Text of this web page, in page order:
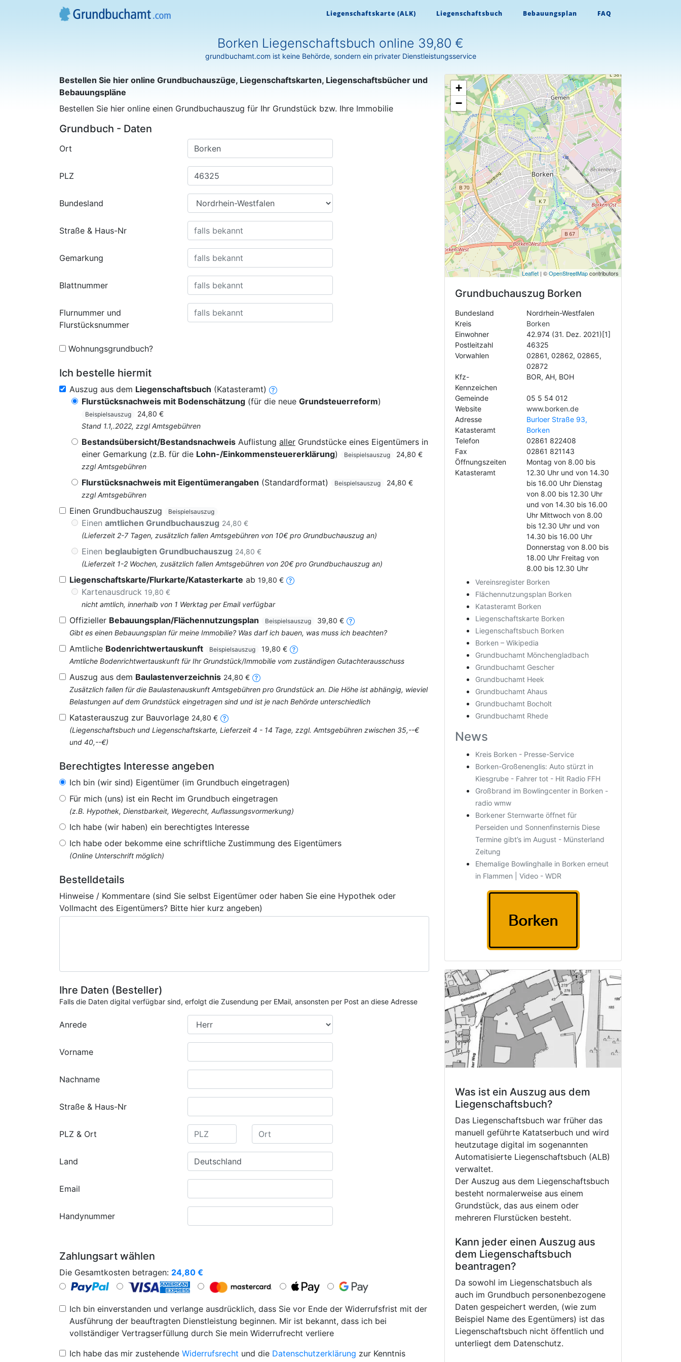
Liegenschaftskarte (ALK) Liegenschaftsbuch Bebauungsplan FAQ
Borken Liegenschaftsbuch online 39,80 €
grundbuchamt.com ist keine Behörde, sondern ein privater Dienstleistungsservice
Bestellen Sie hier online Grundbuchauszüge, Liegenschaftskarten, Liegenschaftsbücher und
Bebauungspläne
Bestellen Sie hier online einen Grundbuchauszug für Ihr Grundstück bzw. Ihre Immobilie
Grundbuch - Daten
Ort
PLZ
Bundesland
Straße & Haus-Nr
Gemarkung
Blattnummer
Flurnummer und
Flurstücksnummer
Wohnungsgrundbuch?
Ich bestelle hiermit
Auszug aus dem Liegenschaftsbuch (Katasteramt)
Flurstücksnachweis mit Bodenschätzung (für die neue Grundsteuerreform)
Beispielsauszug
24,80 €
Stand 1.1,.2022, zzgl Amtsgebühren
Bestandsübersicht/Bestandsnachweis Auflistung aller Grundstücke eines Eigentümers in
einer Gemarkung (z.B. für die Lohn-/Einkommensteuererklärung) Beispielsauszug
24,80 €
zzgl Amtsgebühren
Flurstücksnachweis mit Eigentümerangaben (Standardformat) Beispielsauszug
24,80 €
zzgl Amtsgebühren
Einen Grundbuchauszug Beispielsauszug
Einen amtlichen Grundbuchauszug 24,80 €
(Lieferzeit 2-7 Tagen, zusätzlich fallen Amtsgebühren von 10€ pro Grundbuchauszug an)
Einen beglaubigten Grundbuchauszug 24,80 €
(Lieferzeit 1-2 Wochen, zusätzlich fallen Amtsgebühren von 20€ pro Grundbuchauszug an)
Liegenschaftskarte/Flurkarte/Katasterkarte ab 19,80 €
Kartenausdruck 19,80 €
nicht amtlich, innerhalb von 1 Werktag per Email verfügbar
Offizieller Bebauungsplan/Flächennutzungsplan Beispielsauszug
39,80 €
Gibt es einen Bebauungsplan für meine Immobilie? Was darf ich bauen, was muss ich beachten?
Amtliche Bodenrichtwertauskunft Beispielsauszug
19,80 €
Amtliche Bodenrichtwertauskunft für Ihr Grundstück/Immobilie vom zuständigen Gutachterausschuss
Auszug aus dem Baulastenverzeichnis 24,80 €
Zusätzlich fallen für die Baulastenauskunft Amtsgebühren pro Grundstück an. Die Höhe ist abhängig, wieviel
Belastungen auf dem Grundstück eingetragen sind und ist je nach Behörde unterschiedlich
Katasterauszug zur Bauvorlage 24,80 €
(Liegenschaftsbuch und Liegenschaftskarte, Lieferzeit 4 - 14 Tage, zzgl. Amtsgebühren zwischen 35,--€
und 40,--€)
Berechtigtes Interesse angeben
Ich bin (wir sind) Eigentümer (im Grundbuch eingetragen)
Für mich (uns) ist ein Recht im Grundbuch eingetragen
(z.B. Hypothek, Dienstbarkeit, Wegerecht, Auflassungsvormerkung)
Ich habe (wir haben) ein berechtigtes Interesse
Ich habe oder bekomme eine schriftliche Zustimmung des Eigentümers
(Online Unterschrift möglich)
Bestelldetails
Hinweise / Kommentare (sind Sie selbst Eigentümer oder haben Sie eine Hypothek oder
Vollmacht des Eigentümers? Bitte hier kurz angeben)
Ihre Daten (Besteller)
Falls die Daten digital verfügbar sind, erfolgt die Zusendung per EMail, ansonsten per Post an diese Adresse
Anrede
Vorname
Nachname
Straße & Haus-Nr
PLZ & Ort
Land
Email
Handynummer
Zahlungsart wählen
Die Gesamtkosten betragen: 24,80 €
Ich bin einverstanden und verlange ausdrücklich, dass Sie vor Ende der Widerrufsfrist mit der
Ausführung der beauftragten Dienstleistung beginnen. Mir ist bekannt, dass ich bei
vollständiger Vertragserfüllung durch Sie mein Widerrufrecht verliere
Ich habe das mir zustehende Widerrufsrecht und die Datenschutzerklärung zur Kenntnis
+
−
Leaflet| ©OpenStreetMapcontributors
Grundbuchauszug Borken
Bundesland
Nordrhein-Westfalen
Kreis
Borken
Einwohner
42.974 (31. Dez. 2021)[1]
Postleitzahl
46325
Vorwahlen
02861, 02862, 02865,
02872
Kfz-
Kennzeichen
BOR, AH, BOH
Gemeinde
05 5 54 012
Website
www.borken.de
Adresse
Katasteramt
Burloer Straße 93,
Borken
Telefon
02861 822408
Fax
02861 821143
Öffnungszeiten
Katasteramt
Montag von 8.00 bis
12.30 Uhr und von 14.30
bis 16.00 Uhr Dienstag
von 8.00 bis 12.30 Uhr
und von 14.30 bis 16.00
Uhr Mittwoch von 8.00
bis 12.30 Uhr und von
14.30 bis 16.00 Uhr
Donnerstag von 8.00 bis
18.00 Uhr Freitag von
8.00 bis 12.30 Uhr
Vereinsregister Borken
Flächennutzungsplan Borken
Katasteramt Borken
Liegenschaftskarte Borken
Liegenschaftsbuch Borken
Borken – Wikipedia
Grundbuchamt Mönchengladbach
Grundbuchamt Gescher
Grundbuchamt Heek
Grundbuchamt Ahaus
Grundbuchamt Bocholt
Grundbuchamt Rhede
News
Kreis Borken - Presse-Service
Borken-Großenenglis: Auto stürzt in
Kiesgrube - Fahrer tot - Hit Radio FFH
Großbrand im Bowlingcenter in Borken -
radio wmw
Borkener Sternwarte öffnet für
Perseiden und Sonnenfinsternis Diese
Termine gibt’s im August - Münsterland
Zeitung
Ehemalige Bowlinghalle in Borken erneut
in Flammen | Video - WDR
Was ist ein Auszug aus dem
Liegenschaftsbuch?
Das Liegenschaftsbuch war früher das
manuell geführte Katatserbuch und wird
heutzutage digital im sogenannten
Automatisierte Liegenschaftsbuch (ALB)
verwaltet.
Der Auszug aus dem Liegenschaftsbuch
besteht normalerweise aus einem
Grundstück, das aus einem oder
mehreren Flurstücken besteht.
Kann jeder einen Auszug aus
dem Liegenschaftsbuch
beantragen?
Da sowohl im Liegenschatsbuch als
auch im Grundbuch personenbezogene
Daten gespeichert werden, (wie zum
Beispiel Name des Egentümers) ist das
Liegenschaftsbuch nicht öffentlich und
unterliegt dem Datenschutz.